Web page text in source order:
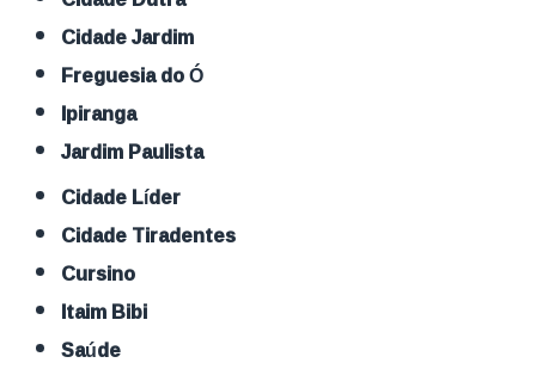
Cidade Jardim
Freguesia do Ó
Ipiranga
Jardim Paulista
Cidade Líder
Cidade Tiradentes
Cursino
Itaim Bibi
Saúde